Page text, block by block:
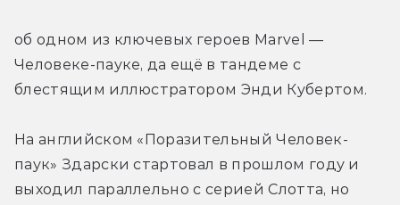
об одном из ключевых героев Marvel —
Человеке-пауке, да ещё в тандеме с
блестящим иллюстратором Энди Кубертом.
На английском «Поразительный Человек-
паук» Здарски стартовал в прошлом году и
выходил параллельно с серией Слотта, но